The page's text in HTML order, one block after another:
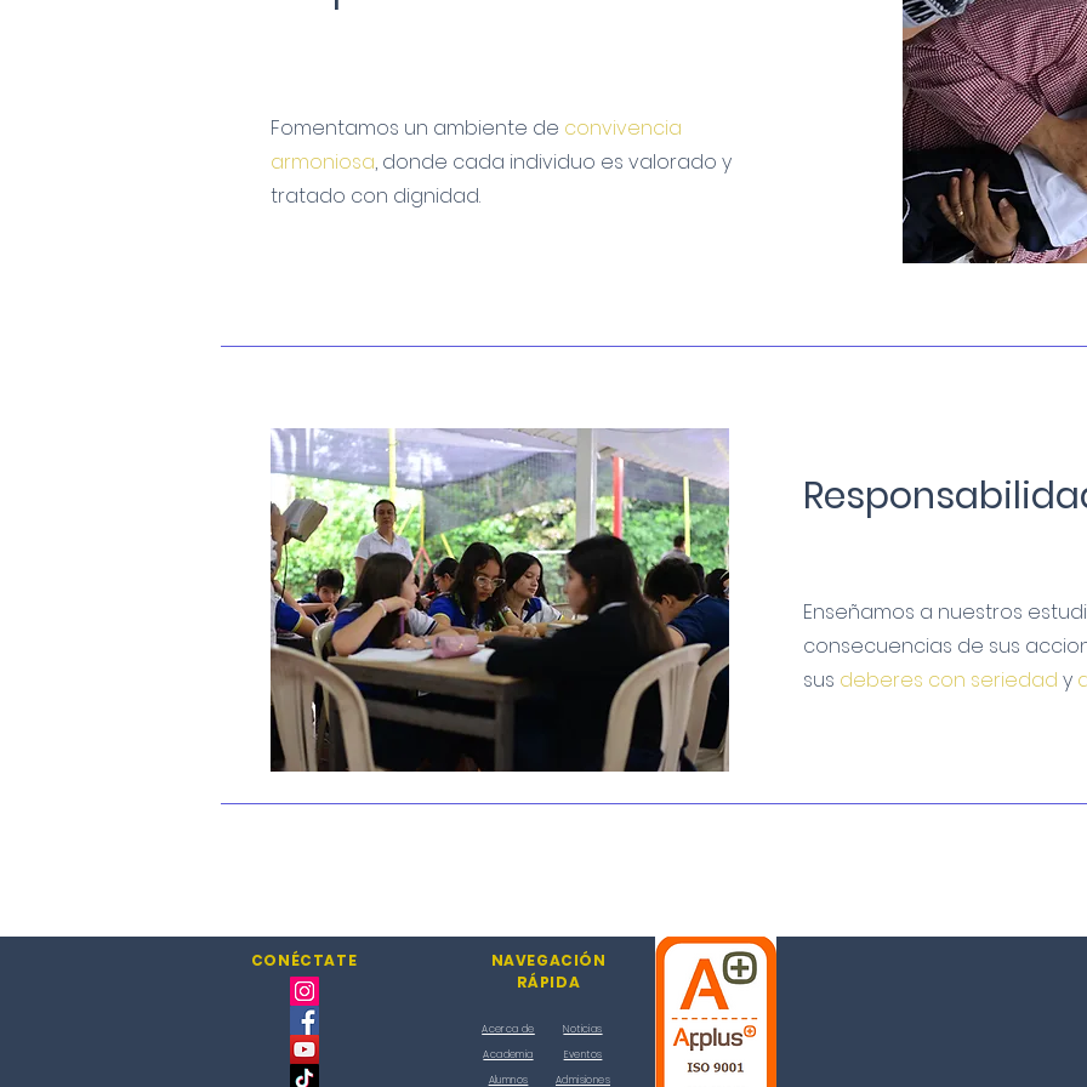
Fomentamos un ambiente de convivencia
armoniosa, donde cada individuo es valorado y
tratado con dignidad.
Enseñamos a nuestros
consecuencias de sus
sus deberes con seriedad y
CONÉCTATE
NAVEGACIÓN
RÁPIDA
Acerca de
Academia
Alumnos
Noticias
Eventos
Admisiones